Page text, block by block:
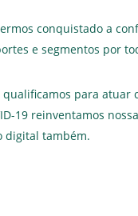
conquistado a
e segmentos por
para
19 reinventamos
digital também.